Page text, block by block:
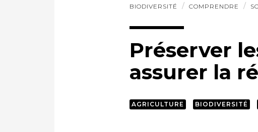
BIODIVERSITÉ COMPRENDRE
Préserver
assurer la
AGRICULTURE BIODIVERSITÉ